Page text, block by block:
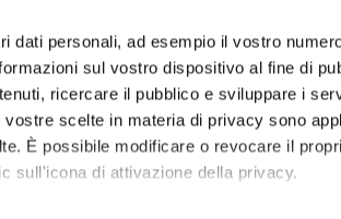
dati personali, ad esempio il vostro
sul vostro dispositivo al fine di
ricercare il pubblico e sviluppare i
scelte in materia di privacy sono
È possibile modificare o revocare il
sull'icona di attivazione della privacy.
pubblica il procedimento di
può delegare, in tutto o in
nell'ambito della convenzione di
espropriativo. Si rimanda al sito
in essere.